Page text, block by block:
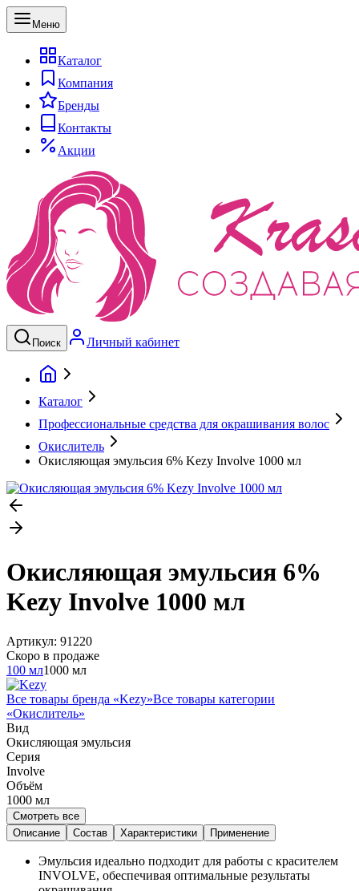
Меню
Каталог
Компания
Бренды
Контакты
Акции
Поиск Личный кабинет
Каталог
Профессиональные средства для окрашивания волос
Окислитель
Окисляющая эмульсия 6% Kezy Involve 1000 мл
Окисляющая эмульсия 6%
Kezy Involve 1000 мл
Артикул: 91220
Скоро в продаже
100 мл1000 мл
Все товары бренда «Kezy»Все товары категории
«Окислитель»
Вид
Окисляющая эмульсия
Серия
Involve
Объём
1000 мл
Смотреть все
Описание
Состав Характеристики Применение
Эмульсия идеально подходит для работы с красителем
INVOLVE, обеспечивая оптимальные результаты